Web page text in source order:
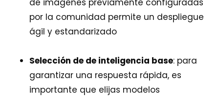
de imágenes previamente configuradas
por la comunidad permite un despliegue
ágil y estandarizado
Selección de de inteligencia base: para
garantizar una respuesta rápida, es
importante que elijas modelos